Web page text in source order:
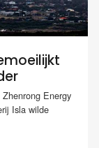
Energy
Isla wilde